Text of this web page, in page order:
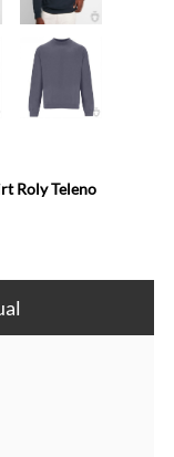
Roly Teleno